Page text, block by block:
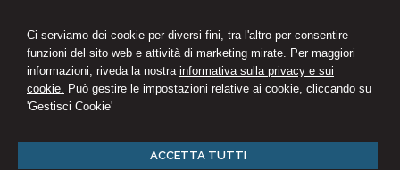
Ci serviamo dei cookie per diversi fini, tra l'altro per consentire
funzioni del sito web e attività di marketing mirate. Per maggiori
informazioni, riveda la nostra informativa sulla privacy e sui
cookie. Può gestire le impostazioni relative ai cookie, cliccando su
'Gestisci Cookie'
ACCETTA TUTTI